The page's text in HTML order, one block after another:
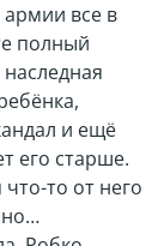
армии все в
полный
и ещё
его старше.
то от него